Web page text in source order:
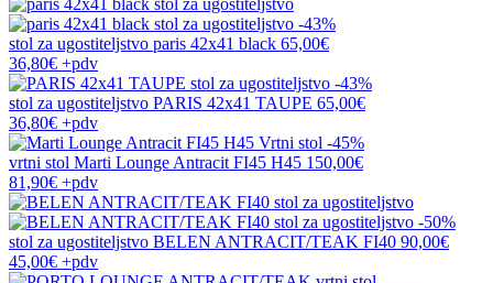
-43%
stol za ugostiteljstvo paris 42x41 black 65,00€
36,80€ +pdv
-43%
stol za ugostiteljstvo PARIS 42x41 TAUPE 65,00€
36,80€ +pdv
-45%
vrtni stol Marti Lounge Antracit FI45 H45 150,00€
81,90€ +pdv
-50%
stol za ugostiteljstvo BELEN ANTRACIT/TEAK FI40 90,00€
45,00€ +pdv